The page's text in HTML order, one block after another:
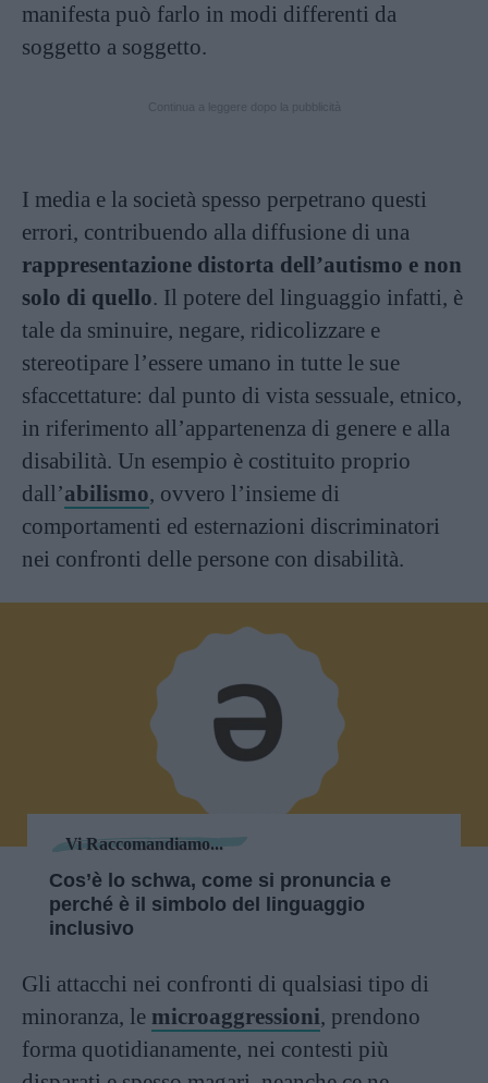
manifesta può farlo in modi differenti da
soggetto a soggetto.
I media e la società spesso perpetrano questi
errori, contribuendo alla diffusione di una
rappresentazione distorta dell’autismo e non
solo di quello. Il potere del linguaggio infatti, è
tale da sminuire, negare, ridicolizzare e
stereotipare l’essere umano in tutte le sue
sfaccettature: dal punto di vista sessuale, etnico,
in riferimento all’appartenenza di genere e alla
disabilità. Un esempio è costituito proprio
dall’abilismo, ovvero l’insieme di
comportamenti ed esternazioni discriminatori
nei confronti delle persone con disabilità.
Vi Raccomandiamo...
Cos’è lo schwa, come si pronuncia e
perché è il simbolo del linguaggio
inclusivo
Gli attacchi nei confronti di qualsiasi tipo di
minoranza, le microaggressioni, prendono
forma quotidianamente, nei contesti più